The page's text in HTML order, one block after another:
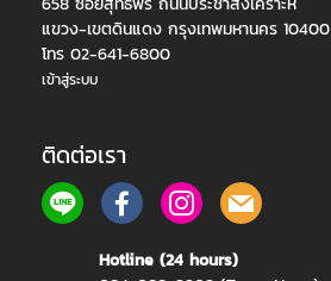
แขวง-เขตดินแดง กรุงเทพมหานคร 10400
โทร 02-641-6800
เข้าสู่ระบบ
ติดต่อเรา
Hotline (24 hours)